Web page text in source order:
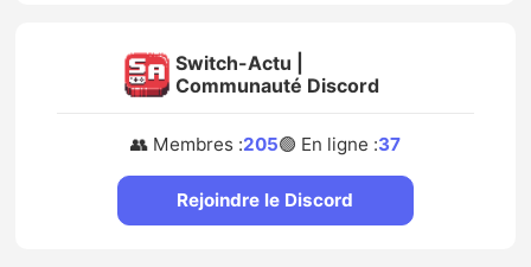
Switch-Actu |
Communauté Discord
👥 Membres :205🟢 En ligne :37
Rejoindre le Discord